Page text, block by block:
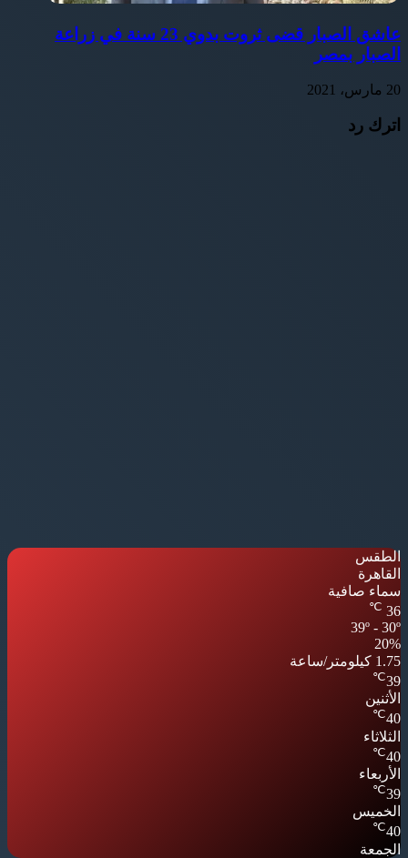
عاشق الصبار قضى ثروت بدوي 23 سنة في زراعة
الصبار بمصر
20 مارس، 2021
اترك رد
الطقس
القاهرة
سماء صافية
36
℃
39º - 30º
20%
1.75 كيلومتر/ساعة
39
℃
الأثنين
40
℃
الثلاثاء
40
℃
الأربعاء
39
℃
الخميس
40
℃
الجمعة